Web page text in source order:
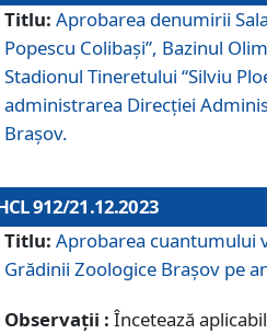
Titlu: Aprobarea denumirii
Popescu Colibași”, Bazinul
Stadionul Tineretului “Silviu
administrarea Direcției
Brașov.
912/21.12.2023
Titlu: Aprobarea cuantumului
Grădinii Zoologice Braşov pe
Observații : Încetează